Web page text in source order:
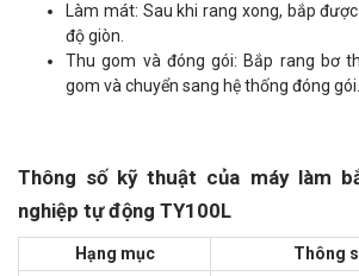
Làm mát: Sau khi rang xong, bắp
độ giòn.
Thu gom và đóng gói: Bắp rang bơ
gom và chuyển sang hệ thống đóng gói.
Thông số kỹ thuật của máy làm
nghiệp tự động TY100L
Hạng mục
Thông